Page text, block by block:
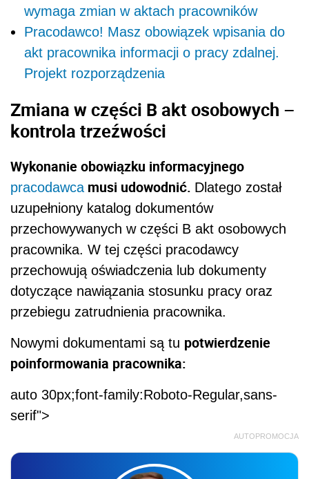
wymaga zmian w aktach pracowników
Pracodawco! Masz obowiązek wpisania do
akt pracownika informacji o pracy zdalnej.
Projekt rozporządzenia
Zmiana w części B akt osobowych –
kontrola trzeźwości
Wykonanie obowiązku informacyjnego
pracodawcamusi udowodnić. Dlatego został
uzupełniony katalog dokumentów
przechowywanych w części B akt osobowych
pracownika. W tej części pracodawcy
przechowują oświadczenia lub dokumenty
dotyczące nawiązania stosunku pracy oraz
przebiegu zatrudnienia pracownika.
Nowymi dokumentami są tu potwierdzenie
poinformowania pracownika:
auto 30px;font-family:Roboto-Regular,sans-
serif">
AUTOPROMOCJA